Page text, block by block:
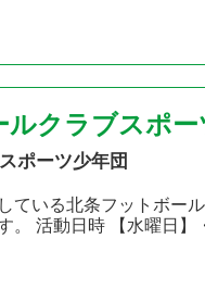
クラブスポー
ポーツ少年団
ている北条フットボー
。 活動日時 【水曜日】